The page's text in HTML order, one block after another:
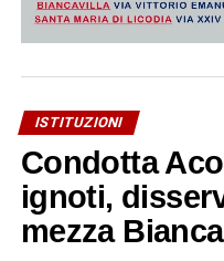
ISTITUZIONI
Condotta
ignoti,
mezza